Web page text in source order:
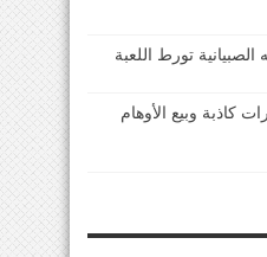
الصبيانية تورط اللعبة
كاذبة وبيع الأوهام